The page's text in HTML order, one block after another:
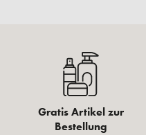
Gratis Artikel zur
Bestellung